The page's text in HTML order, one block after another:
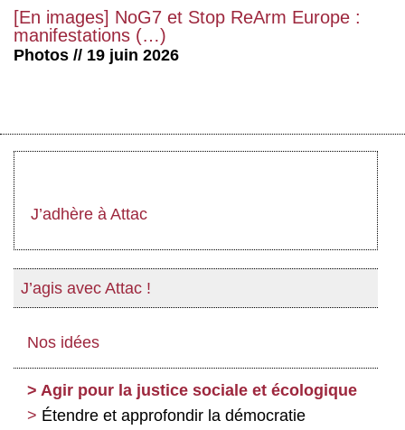
[En images] NoG7 et Stop ReArm Europe :
manifestations (…)
Photos // 19 juin 2026
J’adhère à Attac
J’agis avec Attac !
Nos idées
Agir pour la justice sociale et écologique
Étendre et approfondir la démocratie